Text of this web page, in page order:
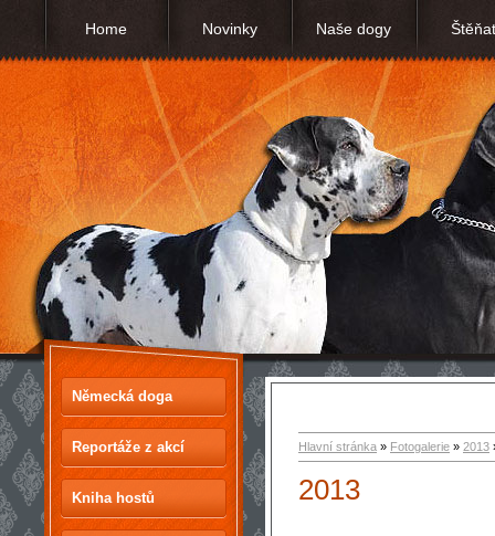
Home Novinky Naše dogy
Německá doga
Reportáže z akcí
Kniha hostů
Hlavní stránka » Fotogalerie » 2013
2013